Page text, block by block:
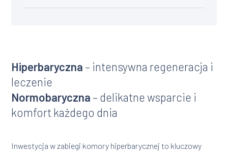
Hiperbaryczna – intensywna regeneracja i
leczenie
Normobaryczna – delikatne wsparcie i
komfort każdego dnia
Inwestycja w zabiegi komory hiperbarycznej to kluczowy